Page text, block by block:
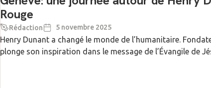
Rouge
Rédaction 5 novembre 2025
Henry Dunant a changé le monde de l’humanitaire.
plonge son inspiration dans le message de l’Évangile de